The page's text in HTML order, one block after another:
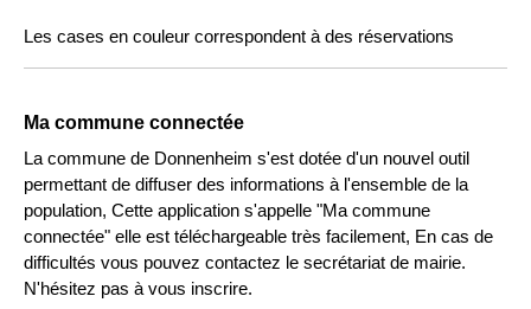
Les cases en couleur correspondent à des réservations
Ma commune connectée
La commune de Donnenheim s'est dotée d'un nouvel outil
permettant de diffuser des informations à l'ensemble de la
population, Cette application s'appelle "Ma commune
connectée" elle est téléchargeable très facilement, En cas de
difficultés vous pouvez contactez le secrétariat de mairie.
N'hésitez pas à vous inscrire.